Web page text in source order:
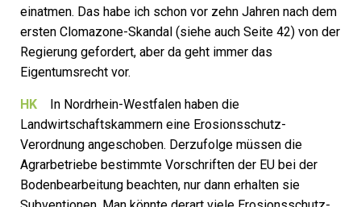
einatmen. Das habe ich schon vor zehn Jahren nach dem
ersten ­Clomazone-Skandal (siehe auch Seite 42) von der
Regierung gefordert, aber da geht immer das
Eigentumsrecht vor.
HK In Nordrhein-Westfalen haben die
Landwirtschaftskammern eine Erosionsschutz-
Verordnung angeschoben. Derzufolge müssen die
Agrarbetriebe bestimmte Vorschriften der EU bei der
Bodenbearbeitung beachten, nur dann erhalten sie